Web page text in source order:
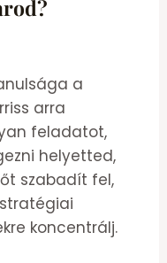
a
arra
feladatot,
helyetted,
szabadít fel,
koncentrálj.